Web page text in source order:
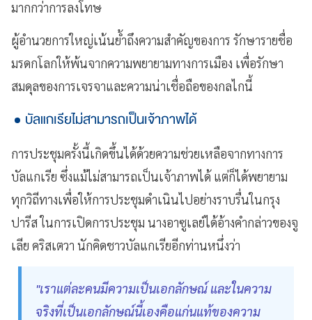
มากกว่าการลงโทษ
ผู้อำนวยการใหญ่เน้นย้ำถึงความสำคัญของการ รักษารายชื่อ
มรดกโลกให้พ้นจากความพยายามทางการเมือง เพื่อรักษา
สมดุลของการเจรจาและความน่าเชื่อถือของกลไกนี้
บัลแกเรียไม่สามารถเป็นเจ้าภาพได้
การประชุมครั้งนี้เกิดขึ้นได้ด้วยความช่วยเหลือจากทางการ
บัลแกเรีย ซึ่งแม้ไม่สามารถเป็นเจ้าภาพได้ แต่ก็ได้พยายาม
ทุกวิถีทางเพื่อให้การประชุมดำเนินไปอย่างราบรื่นในกรุง
ปารีส ในการเปิดการประชุม นางอาซูเลย์ได้อ้างคำกล่าวของจู
เลีย คริสเตวา นักคิดชาวบัลแกเรียอีกท่านหนึ่งว่า
"เราแต่ละคนมีความเป็นเอกลักษณ์ และในความ
จริงที่เป็นเอกลักษณ์นี้เองคือแก่นแท้ของความ